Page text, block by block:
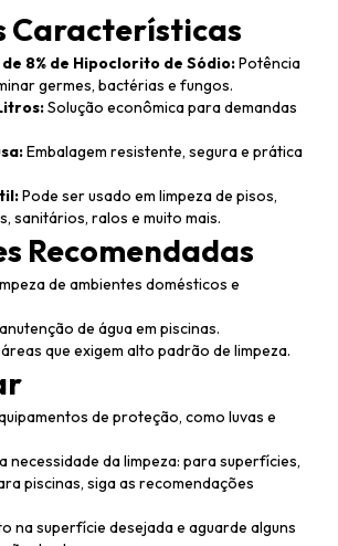
Características
8% de Hipoclorito de Sódio:Potência
germes, bactérias e fungos.
Solução econômica para demandas
Embalagem resistente, segura e prática
Pode ser usado em limpeza de pisos,
sanitários, ralos e muito mais.
Recomendadas
de ambientes domésticos e
de água em piscinas.
que exigem alto padrão de limpeza.
de proteção, como luvas e
necessidade da limpeza: para superfícies,
piscinas, siga as recomendações
na superfície desejada e aguarde alguns